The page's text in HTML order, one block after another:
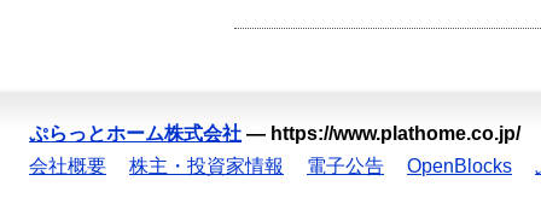
ぷらっとホーム株式会社 — https://www.plathome.co.jp/
会社概要
株主・投資家情報 電子公告 OpenBlocks